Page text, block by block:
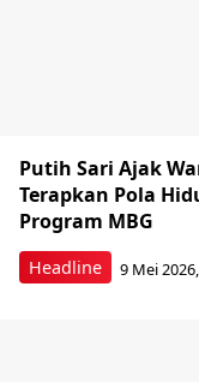
Headline
Putih Sari Ajak
Terapkan Pola
Program MBG
9 Mei